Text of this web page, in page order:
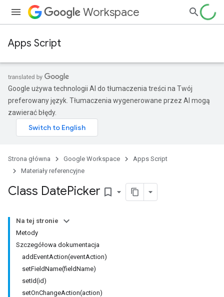
Workspace
Apps Script
Google używa technologii AI do tłumaczenia treści na Twój
preferowany język. Tłumaczenia wygenerowane przez AI mogą
zawierać błędy.
Strona główna Google Workspace
Apps Script
Materiały referencyjne
Class DatePicker bookmark_border
Na tej stronie
Metody
Szczegółowa dokumentacja
addEventAction(eventAction)
setFieldName(fieldName)
setId(id)
setOnChangeAction(action)